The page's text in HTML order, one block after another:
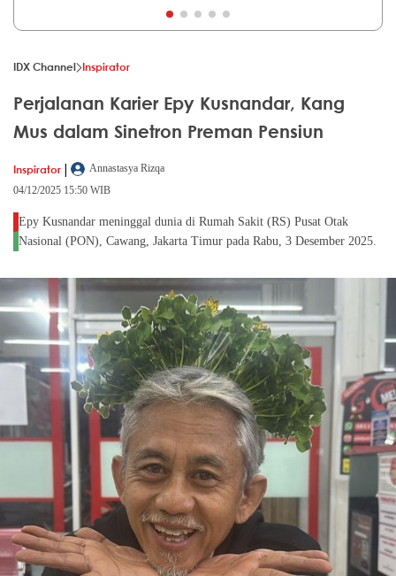
IDX Channel Inspirator
Perjalanan Karier Epy Kusnandar, Kang
Mus dalam Sinetron Preman Pensiun
Inspirator |
Annastasya Rizqa
04/12/2025 15:50 WIB
Epy Kusnandar meninggal dunia di Rumah Sakit (RS) Pusat Otak
Nasional (PON), Cawang, Jakarta Timur pada Rabu, 3 Desember 2025.